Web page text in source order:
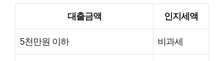
대출금액 인지세액
5천만원 이하 비과세